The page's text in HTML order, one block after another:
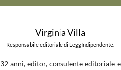
Virginia Villa
Responsabile editoriale di LeggIndipendente.
32 anni, editor, consulente editoriale e